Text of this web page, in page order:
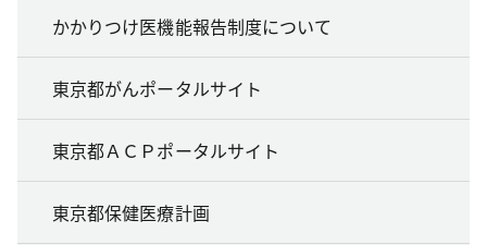
かかりつけ医機能報告制度について
東京都がんポータルサイト
東京都ＡＣＰポータルサイト
東京都保健医療計画